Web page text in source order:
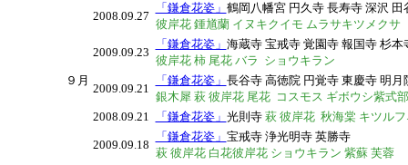
９月
2008.09.27
「鎌倉花姿」 鶴岡八幡宮 円久寺 長寿寺 深沢
彼岸花 鍾馗蘭 イヌキクイモ ムラサキツメクサ
2009.09.23
「鎌倉花姿」 海蔵寺 宝戒寺 覚園寺 報国寺 杉
彼岸花 柿 尾花 バラ ショウキラン
2009.09.21
「鎌倉花姿」 長谷寺 高徳院 円覚寺 東慶寺 明月
銀木犀 萩 彼岸花 尾花 コスモス ギボウシ紫式部
2008.09.21
「鎌倉花姿」 光則寺 萩 彼岸花 秋海棠 キツル
2009.09.18
「鎌倉花姿」 宝戒寺 浄光明寺 英勝寺
萩 彼岸花 白花彼岸花 ショウキラン 紫蘇 芙蓉